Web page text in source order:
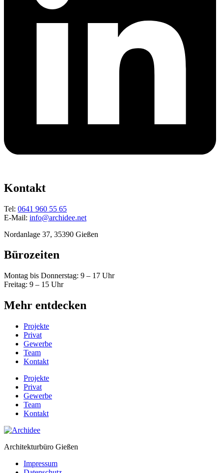
Kontakt
Tel: 0641 960 55 65
E-Mail: info@archidee.net
Nordanlage 37, 35390 Gießen
Bürozeiten
Montag bis Donnerstag: 9 – 17 Uhr
Freitag: 9 – 15 Uhr
Mehr entdecken
Projekte
Privat
Gewerbe
Team
Kontakt
Projekte
Privat
Gewerbe
Team
Kontakt
Architekturbüro Gießen
Impressum